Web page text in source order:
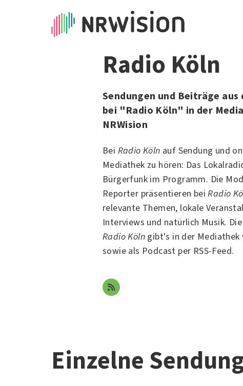
Radio Köln
Sendungen und Beiträge
bei "Radio Köln" in der
NRWision
Bei Radio Köln auf Sendung und
Mediathek zu hören: Das
Bürgerfunk im Programm. Die
Reporter präsentieren beiRadio
relevante Themen, lokale
Interviews und natürlich Musik.
Radio Köln gibt's in der Mediathek
sowie als Podcast per RSS-Feed.
Einzelne